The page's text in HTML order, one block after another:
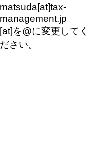
matsuda[at]tax-
management.jp
[at]を@に変更してく
ださい。